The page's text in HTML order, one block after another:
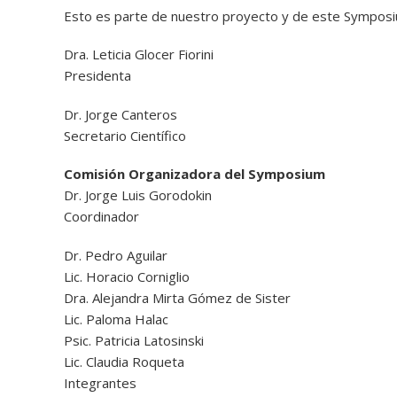
Esto es parte de nuestro proyecto y de este
Dra. Leticia Glocer Fiorini
Presidenta
Dr. Jorge Canteros
Secretario Científico
Comisión Organizadora del Symposium
Dr. Jorge Luis Gorodokin
Coordinador
Dr. Pedro Aguilar
Lic. Horacio Corniglio
Dra. Alejandra Mirta Gómez de Sister
Lic. Paloma Halac
Psic. Patricia Latosinski
Lic. Claudia Roqueta
Integrantes